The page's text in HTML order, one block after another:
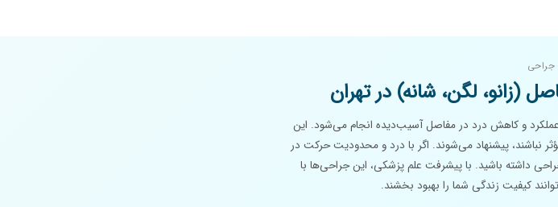
جراحی
(زانو، لگن، شانه) در تهران
و کاهش درد در مفاصل آسیب‌دیده انجام می‌شود. این
نباشند، پیشنهاد می‌شوند. اگر با درد و محدودیت حرکت در
داشته باشید. با پیشرفت علم پزشکی، این جراحی‌ها با
کیفیت زندگی شما را بهبود بخشند.